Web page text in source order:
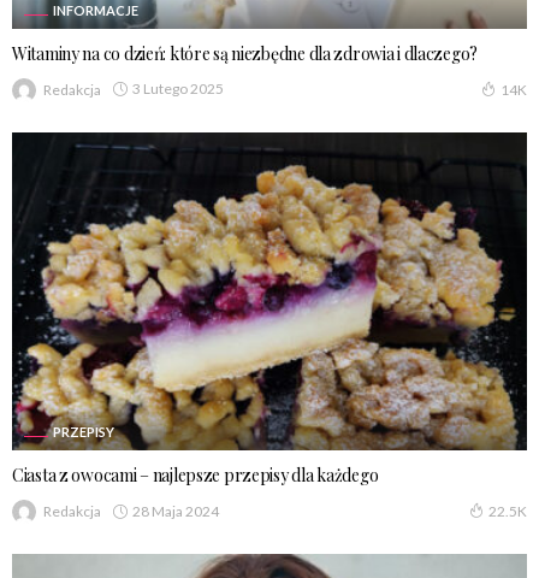
INFORMACJE
Witaminy na co dzień: które są niezbędne dla zdrowia i dlaczego?
Redakcja 3 Lutego 2025 14K
PRZEPISY
Ciasta z owocami – najlepsze przepisy dla każdego
Redakcja 28 Maja 2024 22.5K